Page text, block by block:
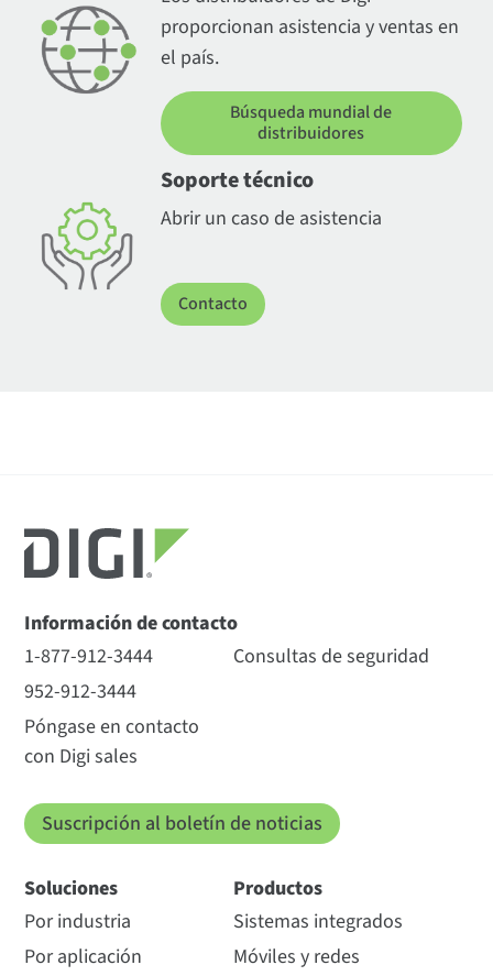
proporcionan asistencia y ventas en
el país.
Búsqueda mundial de
distribuidores
Soporte técnico
Abrir un caso de asistencia
Contacto
Información de contacto
1-877-912-3444
952-912-3444
Póngase en contacto
con Digi sales
Consultas de seguridad
Suscripción al boletín de noticias
Soluciones
Por industria
Por aplicación
Productos
Sistemas integrados
Móviles y redes